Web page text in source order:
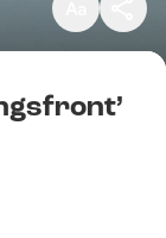
Kopieer link